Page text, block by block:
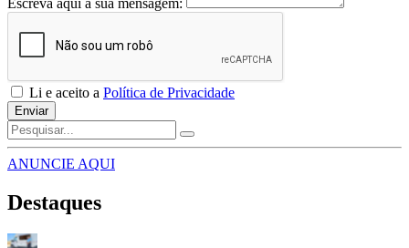
Escreva aqui a sua mensagem:
Li e aceito a Política de Privacidade
Enviar
ANUNCIE AQUI
Destaques